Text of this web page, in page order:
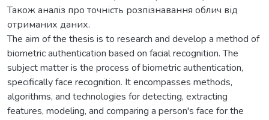
Також аналіз про точність розпізнавання облич від
отриманих даних.
The aim of the thesis is to research and develop a method of
biometric authentication based on facial recognition. The
subject matter is the process of biometric authentication,
specifically face recognition. It encompasses methods,
algorithms, and technologies for detecting, extracting
features, modeling, and comparing a person's face for the